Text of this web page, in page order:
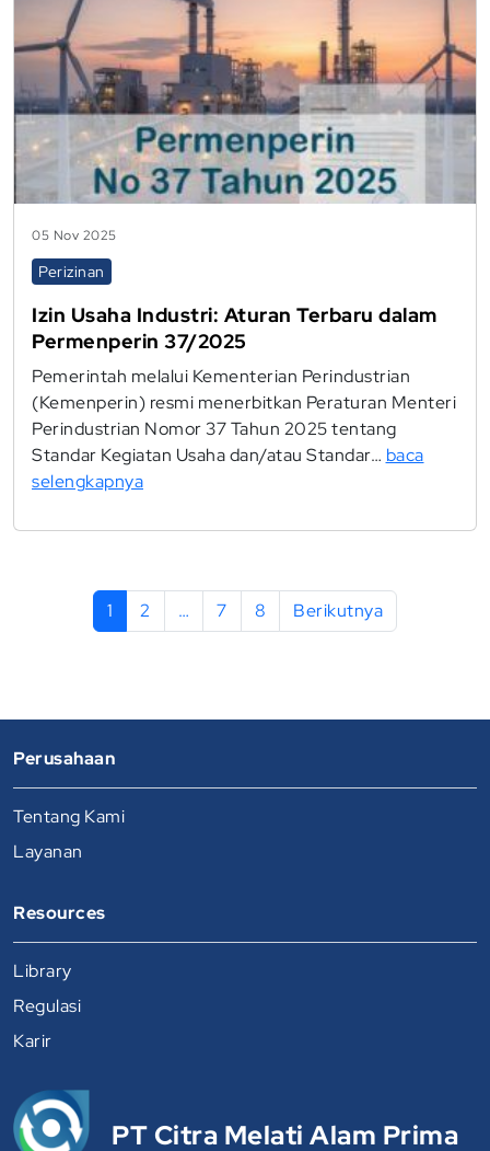
05 Nov 2025
Perizinan
Izin Usaha Industri: Aturan Terbaru dalam
Permenperin 37/2025
Pemerintah melalui Kementerian Perindustrian
(Kemenperin) resmi menerbitkan Peraturan Menteri
Perindustrian Nomor 37 Tahun 2025 tentang
Standar Kegiatan Usaha dan/atau Standar… baca
selengkapnya
1 2 … 7 8 Berikutnya
PT Citra Melati Alam Prima
Perusahaan
Tentang Kami
Layanan
Resources
Library
Regulasi
Karir